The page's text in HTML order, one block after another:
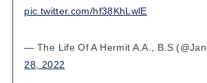
pic.twitter.com/hf38KhLwlE
— The Life Of A Hermit A.A., B.S
28, 2022